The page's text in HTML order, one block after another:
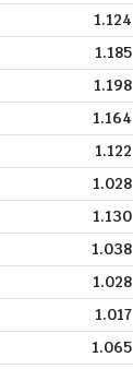
1.124
1.185
1.198
1.164
1.122
1.028
1.130
1.038
1.028
1.017
1.065